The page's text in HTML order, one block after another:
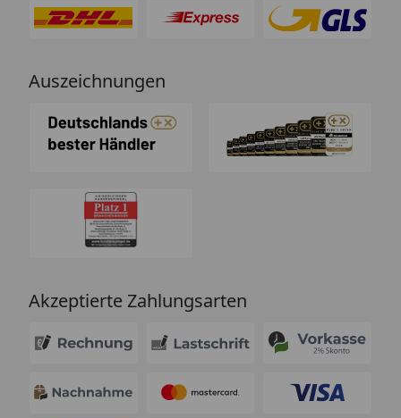
Auszeichnungen
Akzeptierte Zahlungsarten